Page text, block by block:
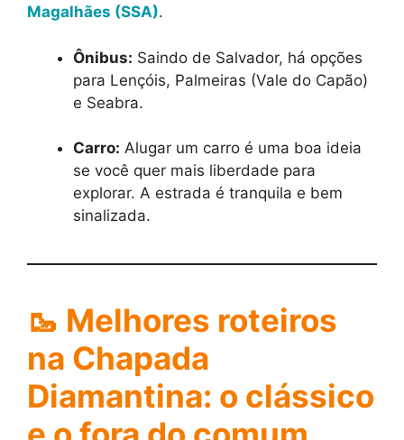
Magalhães (SSA).
Ônibus: Saindo de Salvador, há opções
para Lençóis, Palmeiras (Vale do Capão)
e Seabra.
Carro: Alugar um carro é uma boa ideia
se você quer mais liberdade para
explorar. A estrada é tranquila e bem
sinalizada.
🥾 Melhores roteiros
na Chapada
Diamantina: o clássico